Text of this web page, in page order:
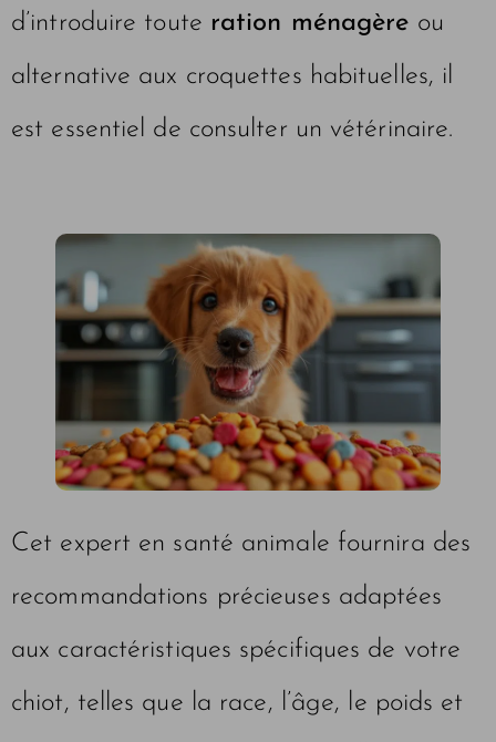
d’introduire toute ration ménagère ou
alternative aux croquettes habituelles, il
est essentiel de consulter un vétérinaire.
Cet expert en santé animale fournira des
recommandations précieuses adaptées
aux caractéristiques spécifiques de votre
chiot, telles que la race, l’âge, le poids et